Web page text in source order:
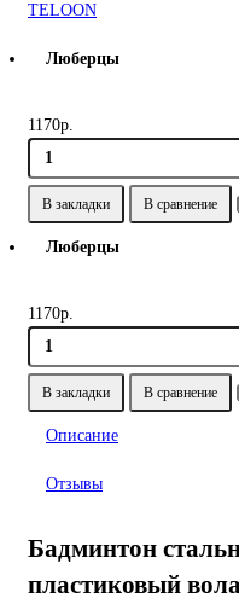
TELOON
Люберцы
1170р.
В закладки В сравнение
Люберцы
1170р.
В закладки В сравнение
Описание
Отзывы
Бадминтон
пластиковый